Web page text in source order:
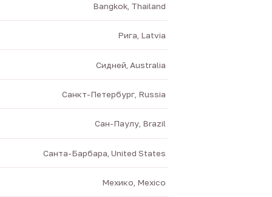
Bangkok, Thailand
Рига, Latvia
Сидней, Australia
Санкт-Петербург, Russia
Сан-Паулу, Brazil
Санта-Барбара, United States
Мехико, Mexico